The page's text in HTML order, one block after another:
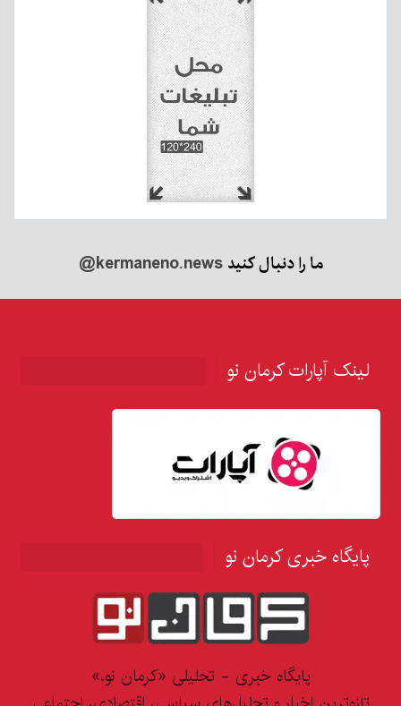
ما را دنبال کنید@kermaneno.news
لینک آپارات کرمان نو
پایگاه خبری کرمان نو
پایگاه خبری - تحلیلی «کرمان نو،»